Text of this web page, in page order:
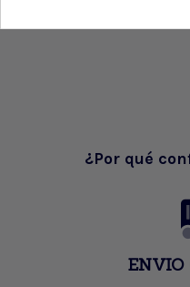
¿Por qué
ENVIO